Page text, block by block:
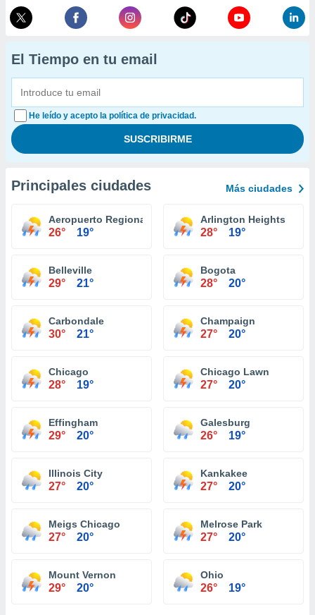
El Tiempo en tu email
He leído y acepto la política de privacidad.
Principales ciudades Más ciudades
Aeropuerto Regional Central Illiniois Bloomington
26° 19°
Arlington Heights
28° 19°
Belleville
29° 21°
Bogota
28° 20°
Carbondale
30° 21°
Champaign
27° 20°
Chicago
28° 19°
Chicago Lawn
27° 20°
Effingham
29° 20°
Galesburg
26° 19°
Illinois City
27° 20°
Kankakee
27° 20°
Meigs Chicago
27° 20°
Melrose Park
27° 20°
Mount Vernon
29° 20°
Ohio
26° 19°